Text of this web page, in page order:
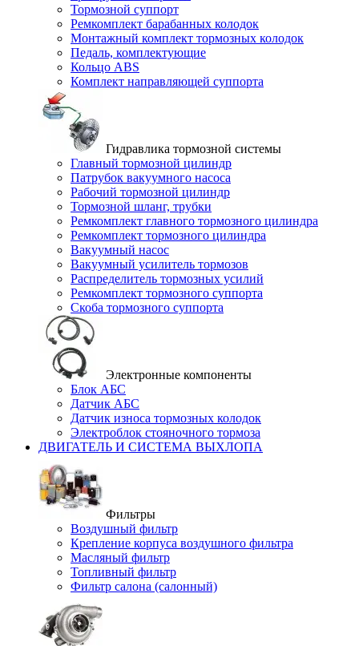
Тормозной суппорт
Ремкомплект барабанных колодок
Монтажный комплект тормозных колодок
Педаль, комплектующие
Кольцо ABS
Комплект направляющей суппорта
Гидравлика тормозной системы
Главный тормозной цилиндр
Патрубок вакуумного насоса
Рабочий тормозной цилиндр
Тормозной шланг, трубки
Ремкомплект главного тормозного цилиндра
Ремкомплект тормозного цилиндра
Вакуумный насос
Вакуумный усилитель тормозов
Распределитель тормозных усилий
Ремкомплект тормозного суппорта
Скоба тормозного суппорта
Электронные компоненты
Блок АБС
Датчик АБС
Датчик износа тормозных колодок
Электроблок стояночного тормоза
ДВИГАТЕЛЬ И СИСТЕМА ВЫХЛОПА
Фильтры
Воздушный фильтр
Крепление корпуса воздушного фильтра
Масляный фильтр
Топливный фильтр
Фильтр салона (салонный)